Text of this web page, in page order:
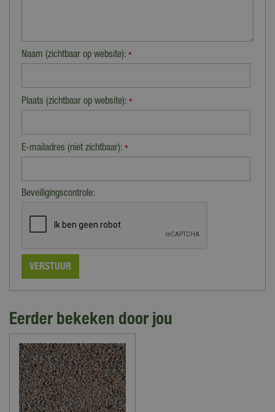
Naam (zichtbaar op website): *
Plaats (zichtbaar op website): *
E-mailadres (niet zichtbaar): *
Beveiligingscontrole:
Eerder bekeken door jou